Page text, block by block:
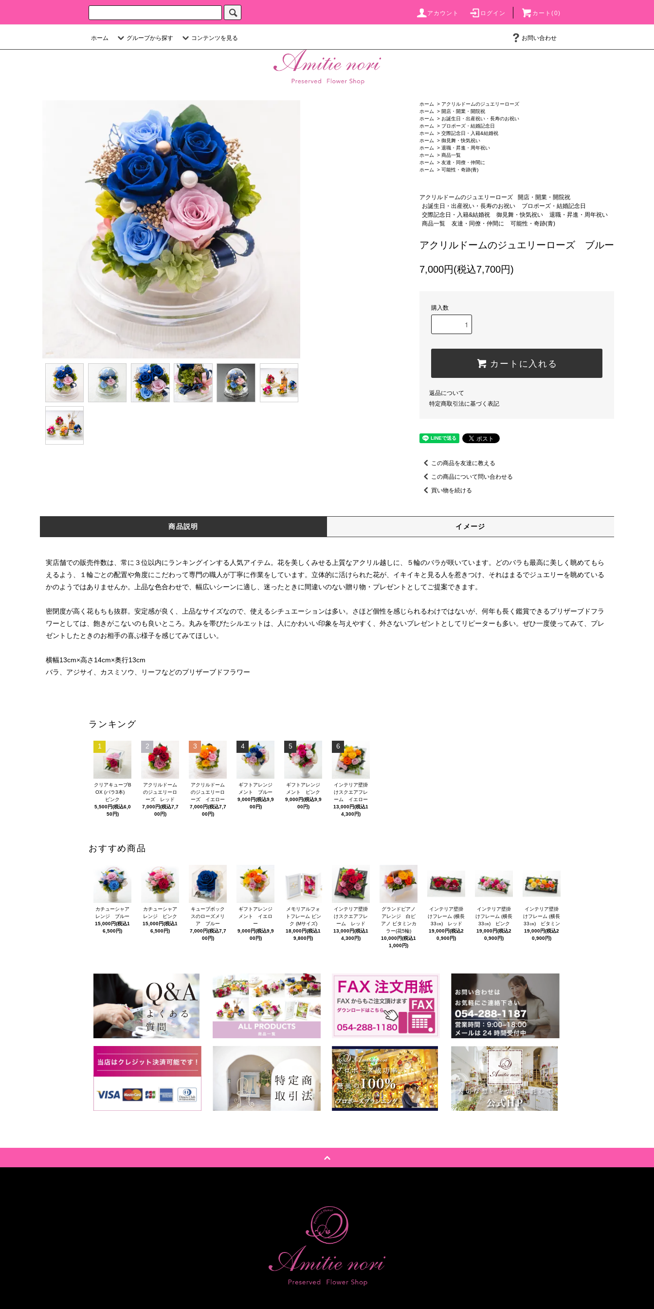
アカウント ログイン カート(0)
ホーム グループから探す コンテンツを見る お問い合わせ
ホーム > アクリルドームのジュエリーローズ
ホーム
> 開店・開業・開院祝
ホーム
> お誕生日・出産祝い・長寿のお祝い
ホーム
> プロポーズ・結婚記念日
ホーム
> 交際記念日・入籍&結婚祝
ホーム
> 御見舞・快気祝い
ホーム
> 退職・昇進・周年祝い
ホーム
> 商品一覧
ホーム
> 友達・同僚・仲間に
ホーム
> 可能性・奇跡(青)
アクリルドームのジュエリーローズ
開店・開業・開院祝
お誕生日・出産祝い・長寿のお祝い
プロポーズ・結婚記念日
交際記念日・入籍&結婚祝
御見舞・快気祝い
退職・昇進・周年祝い
商品一覧
友達・同僚・仲間に 可能性・奇跡(青)
アクリルドームのジュエリーローズ ブルー
7,000円(税込7,700円)
購入数
カートに入れる
返品について
特定商取引法に基づく表記
この商品を友達に教える
この商品について問い合わせる
買い物を続ける
商品説明 イメージ
実店舗での販売件数は、常に３位以内にランキングインする人気アイテム。花を美しくみせる上質なアクリル越しに、５輪のバラが咲いています。どのバラも最高に美しく眺めてもら
えるよう、１輪ごとの配置や角度にこだわって専門の職人が丁寧に作業をしています。立体的に活けられた花が、イキイキと見る人を惹きつけ、それはまるでジュエリーを眺めている
かのようではありませんか。上品な色合わせで、幅広いシーンに適し、迷ったときに間違いのない贈り物・プレゼントとしてご提案できます。
密閉度が高く花もちも抜群。安定感が良く、上品なサイズなので、使えるシチュエーションは多い。さほど個性を感じられるわけではないが、何年も長く鑑賞できるプリザーブドフラ
ワーとしては、飽きがこないのも良いところ。丸みを帯びたシルエットは、人にかわいい印象を与えやすく、外さないプレゼントとしてリピーターも多い。ぜひ一度使ってみて、プレ
ゼントしたときのお相手の喜ぶ様子を感じてみてほしい。
横幅13cm×高さ14cm×奥行13cm
バラ、アジサイ、カスミソウ、リーフなどのプリザーブドフラワー
ランキング
1
クリアキューブB
OX (バラ3本)
ピンク
5,500円(税込6,0
50円)
2
アクリルドーム
のジュエリーロ
ーズ レッド
7,000円(税込7,7
00円)
3
アクリルドーム
のジュエリーロ
ーズ イエロー
7,000円(税込7,7
00円)
4
ギフトアレンジ
メント ブルー
9,000円(税込9,9
00円)
5
ギフトアレンジ
メント ピンク
9,000円(税込9,9
00円)
6
インテリア壁掛
けスクエアフレ
ーム イエロー
13,000円(税込1
4,300円)
おすすめ商品
カチューシャア
レンジ ブルー
15,000円(税込1
6,500円)
カチューシャア
レンジ ピンク
15,000円(税込1
6,500円)
キューブボック
スのローズメリ
ア ブルー
7,000円(税込7,7
00円)
ギフトアレンジ
メント イエロ
ー
9,000円(税込9,9
00円)
メモリアルフォ
トフレーム ピン
ク (Mサイズ)
18,000円(税込1
9,800円)
インテリア壁掛
けスクエアフレ
ーム レッド
13,000円(税込1
4,300円)
グランドピアノ
アレンジ 白ピ
アノ ビタミンカ
ラー(花5輪)
10,000円(税込1
1,000円)
インテリア壁掛
けフレーム (横長
33㎝) レッド
19,000円(税込2
0,900円)
インテリア壁掛
けフレーム (横長
33㎝) ピンク
19,000円(税込2
0,900円)
インテリア壁掛
けフレーム (横長
33㎝) ビタミン
19,000円(税込2
0,900円)